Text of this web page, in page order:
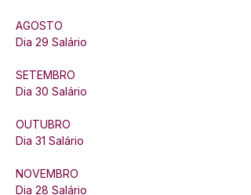
AGOSTO
Dia 29 Salário
SETEMBRO
Dia 30 Salário
OUTUBRO
Dia 31 Salário
NOVEMBRO
Dia 28 Salário